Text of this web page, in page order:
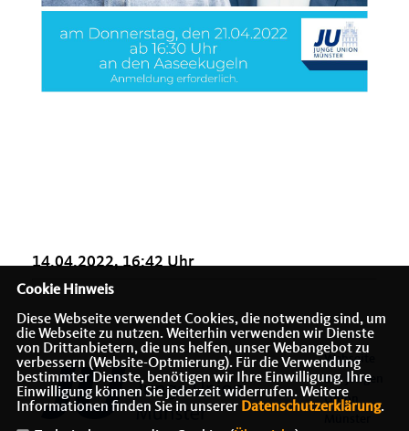
14.04.2022, 16:42 Uhr
Webseite
der Jungen
Union
Cookie Hinweis
Diese Webseite verwendet Cookies, die notwendig sind, um
die Webseite zu nutzen. Weiterhin verwenden wir Dienste
von Drittanbietern, die uns helfen, unser Webangebot zu
verbessern (Website-Optmierung). Für die Verwendung
bestimmter Dienste, benötigen wir Ihre Einwilligung. Ihre
Einwilligung können Sie jederzeit widerrufen. Weitere
Informationen finden Sie in unserer Datenschutzerklärung.